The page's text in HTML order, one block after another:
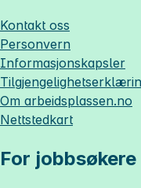
Kontakt oss
Personvern
Informasjonskapsler
Om arbeidsplassen.no
Nettstedkart
For jobbsøkere